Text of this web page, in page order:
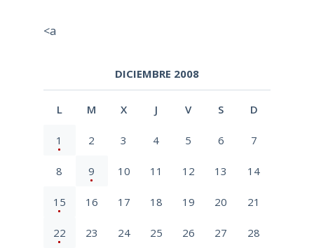
<a
DICIEMBRE 2008
L M X J V S D
1 2 3 4 5 6 7
8 9 10 11 12 13 14
15 16 17 18 19 20 21
22 23 24 25 26 27 28